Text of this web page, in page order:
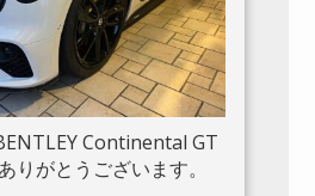
Continental GT
りがとうございます。